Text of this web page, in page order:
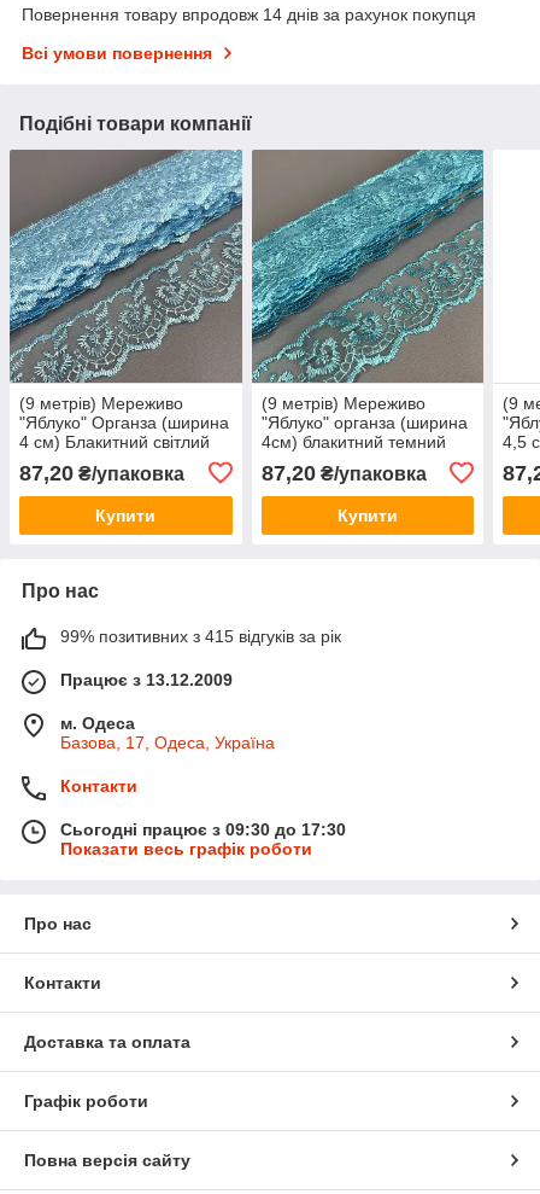
Повернення товару впродовж 14 днів за рахунок покупця
Всі умови повернення
Подібні товари компанії
(9 метрів) Мереживо
"Яблуко" Органза (ширина
4 см) Блакитний світлий
87,20 ₴/упаковка
Купити
(9 метрів) Мереживо
"Яблуко" органза (ширина
4см) блакитний темний
87,20₴/упаковка
Купити
(9
4,5
Про нас
99% позитивних з 415 відгуків за рік
Працює з 13.12.2009
м. Одеса
Базова, 17, Одеса, Україна
Контакти
Сьогодні працює з 09:30 до 17:30
Показати весь графік роботи
Про нас
Контакти
Доставка та оплата
Графік роботи
Повна версія сайту